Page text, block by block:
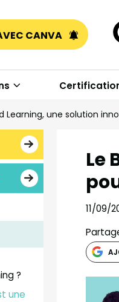
CANVA
Learning, une solution
?
une
Le
11/09/